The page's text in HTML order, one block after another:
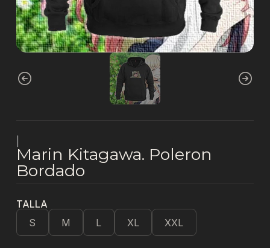
Marin Kitagawa. Poleron
Bordado
TALLA
S M L XL XXL